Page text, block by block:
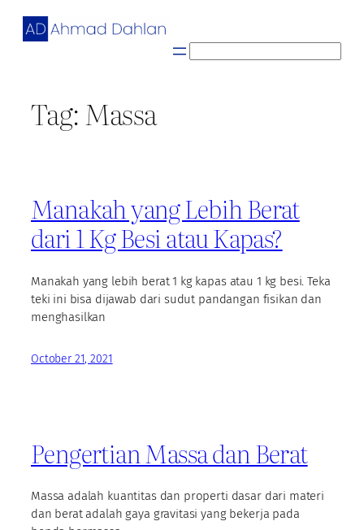
Skip
Tag: Massa
Manakah yang Lebih Berat
dari 1 Kg Besi atau Kapas?
Manakah yang lebih berat 1 kg kapas atau 1 kg besi. Teka
teki ini bisa dijawab dari sudut pandangan fisikan dan
menghasilkan
October 21, 2021
Pengertian Massa dan Berat
Massa adalah kuantitas dan properti dasar dari materi
dan berat adalah gaya gravitasi yang bekerja pada